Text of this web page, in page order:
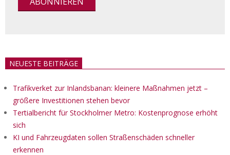
NEUESTE BEITRÄGE
Trafikverket zur Inlandsbanan: kleinere Maßnahmen jetzt –
größere Investitionen stehen bevor
Tertialbericht für Stockholmer Metro: Kostenprognose erhöht
sich
KI und Fahrzeugdaten sollen Straßenschäden schneller
erkennen